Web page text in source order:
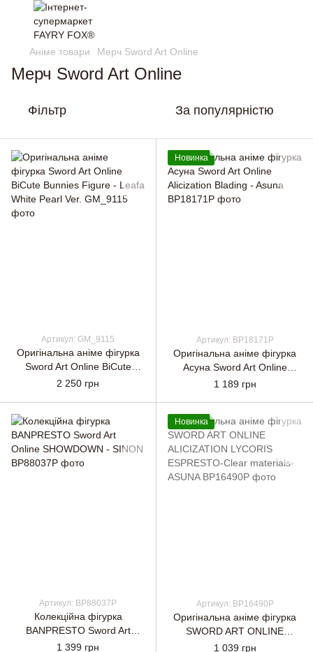
Аніме товари Мерч Sword Art Online
Мерч Sword Art Online
Фільтр За популярністю
Артикул: GM_9115
Оригінальна аніме фігурка
Sword Art Online BiCute
Bunnies Figure - Leafa White
2 250 грн
Новинка
Артикул: BP18171P
Оригінальна аніме фігурка
Асуна Sword Art Online
Alicization Blading - Asuna
1 189 грн
Артикул: BP88037P
Колекційна фігурка
BANPRESTO Sword Art
Online SHOWDOWN - SINON
1 399 грн
Новинка
Артикул: BP16490P
Оригінальна аніме фігурка
SWORD ART ONLINE
ALICIZATION LYCORIS
1 039 грн